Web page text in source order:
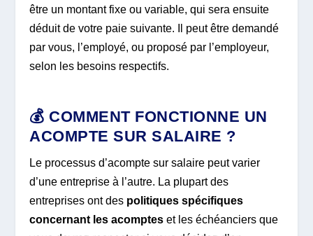
être un montant fixe ou variable, qui sera ensuite
déduit de votre paie suivante. Il peut être demandé
par vous, l’employé, ou proposé par l’employeur,
selon les besoins respectifs.
💰 COMMENT FONCTIONNE UN
ACOMPTE SUR SALAIRE ?
Le processus d’acompte sur salaire peut varier
d’une entreprise à l’autre. La plupart des
entreprises ont des politiques spécifiques
concernant les acomptes et les échéanciers que